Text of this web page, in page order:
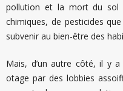
pollution et la mort du sol
chimiques, de pesticides
subvenir au bien-être des
Mais, d’un autre côté, il y
otage par des lobbies